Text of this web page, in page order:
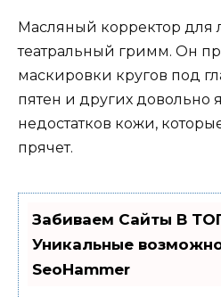
Масляный корректор для
театральный гримм. Он
маскировки кругов под
пятен и других довольно
недостатков кожи,
прячет.
Забиваем Сайты В
Уникальные
SeoHammer